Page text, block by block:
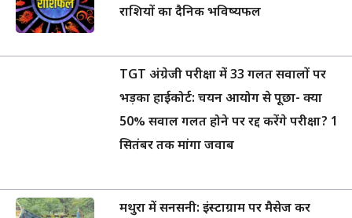
राशियों का दैनिक भविष्यफल
TGT अंग्रेजी परीक्षा में 33 गलत सवालों पर
भड़का हाईकोर्ट: चयन आयोग से पूछा- क्या
50% सवाल गलत होने पर रद्द करेंगे परीक्षा? 1
सितंबर तक मांगा जवाब
मथुरा में सनसनी: इंस्टाग्राम पर मैसेज कर